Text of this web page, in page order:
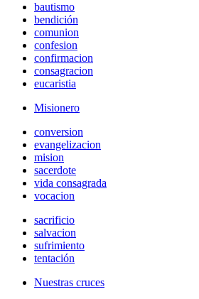
bautismo
bendición
comunion
confesion
confirmacion
consagracion
eucaristia
Misionero
conversion
evangelizacion
mision
sacerdote
vida consagrada
vocacion
sacrificio
salvacion
sufrimiento
tentación
Nuestras cruces